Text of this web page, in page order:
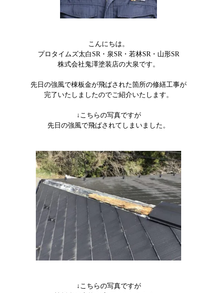
こんにちは。
プロタイムズ太白SR・泉SR・若林SR・山形SR
株式会社鬼澤塗装店の大泉です。
先日の強風で棟板金が飛ばされた箇所の修繕工事が
完了いたしましたのでご紹介いたします。
↓こちらの写真ですが
先日の強風で飛ばされてしまいました。
↓こちらの写真ですが